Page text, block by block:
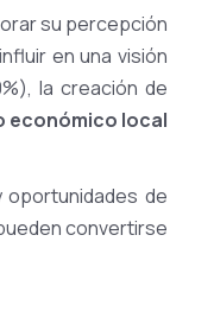
su percepción
en una visión
la creación de
económico local
oportunidades de
convertirse